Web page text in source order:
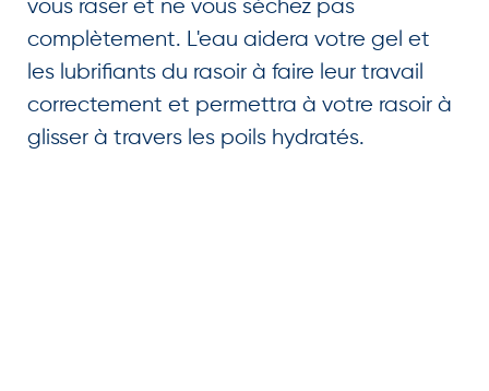
vous raser et ne vous séchez pas
complètement. L'eau aidera votre gel et
les lubrifiants du rasoir à faire leur travail
correctement et permettra à votre rasoir à
glisser à travers les poils hydratés.